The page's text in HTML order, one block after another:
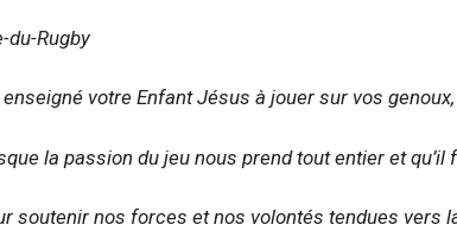
du-Rugby
votre Enfant Jésus à jouer sur vos
la passion du jeu nous prend tout entier et
soutenir nos forces et nos volontés tendues vers